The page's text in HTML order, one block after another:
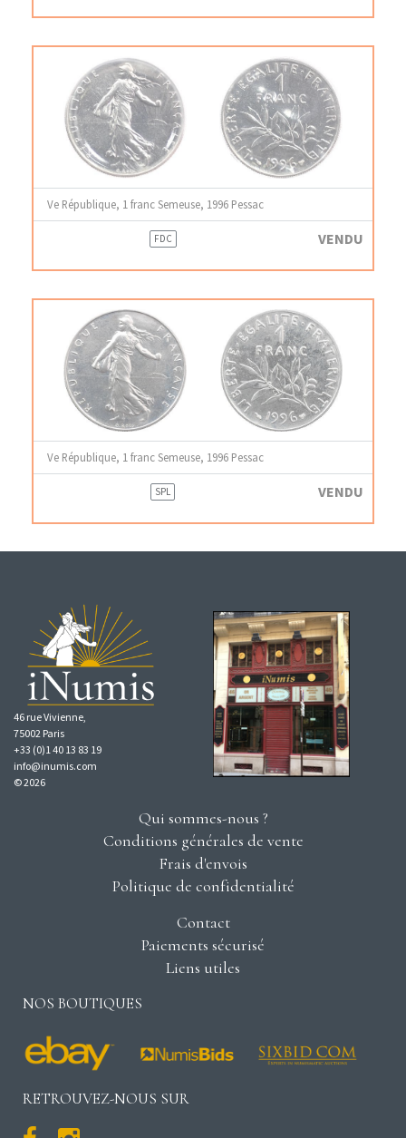
Ve République, 1 franc Semeuse, 1996 Pessac
FDC VENDU
Ve République, 1 franc Semeuse, 1996 Pessac
SPL VENDU
46 rue Vivienne,
75002 Paris
+33 (0)1 40 13 83 19
info@inumis.com
© 2026
Qui sommes-nous ?
Conditions générales de vente
Frais d'envois
Politique de confidentialité
Contact
Paiements sécurisé
Liens utiles
NOS BOUTIQUES
RETROUVEZ-NOUS SUR